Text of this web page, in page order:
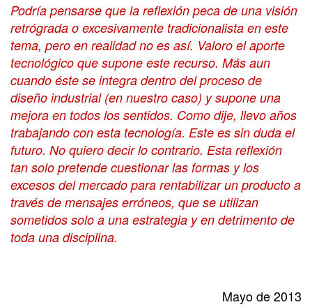
Podría pensarse que la reflexión peca de una visión
retrógrada o excesivamente tradicionalista en este
tema, pero en realidad no es así. Valoro el aporte
tecnológico que supone este recurso. Más aun
cuando éste se integra dentro del proceso de
diseño industrial (en nuestro caso) y supone una
mejora en todos los sentidos. Como dije, llevo años
trabajando con esta tecnología. Este es sin duda el
futuro. No quiero decir lo contrario. Esta reflexión
tan solo pretende cuestionar las formas y los
excesos del mercado para rentabilizar un producto a
través de mensajes erróneos, que se utilizan
sometidos solo a una estrategia y en detrimento de
toda una disciplina.
Mayo de 2013